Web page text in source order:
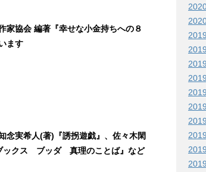
家協会 編著『幸せな小金持ちへの８
ます
念実希人(著)『誘拐遊戯』、佐々木閑
ックス ブッダ 真理のことば』など